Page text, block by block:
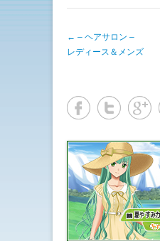
w
t
r
新
し
い
ン
ド
ウ
で
開
き
ま
す
)
k
有
す
る
ッ
ク
し
だ
さ
い
(
新
し
い
ウ
ィ
ン
ド
ウ
投稿ナビゲーション
← – ヘアサロン –
レディース＆メンズ